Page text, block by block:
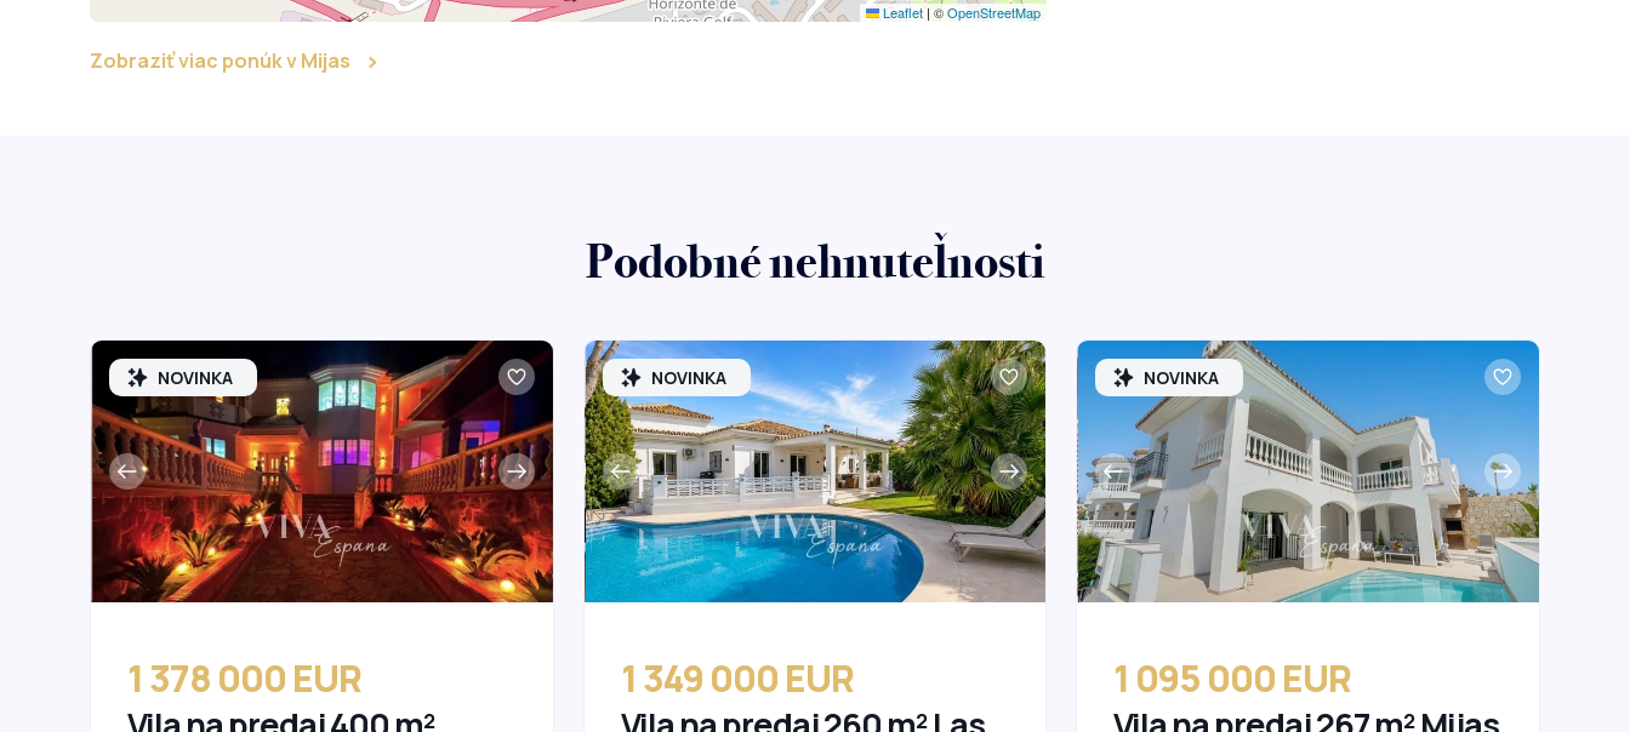
Leaflet | ©OpenStreetMap
Zobraziť viac ponúk v Mijas
Podobné nehnuteľnosti
NOVINKA
1 378 000 EUR
NOVINKA
1 349 000 EUR
NOVINKA
1 095 000 EUR